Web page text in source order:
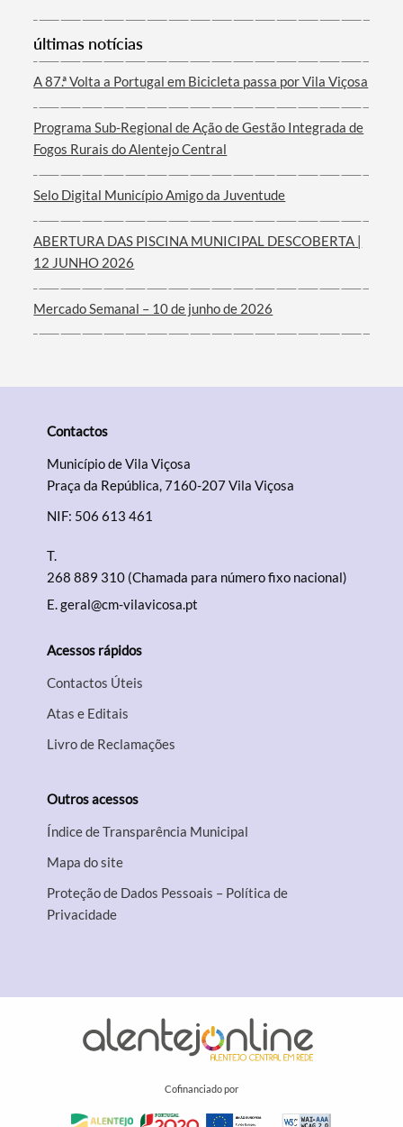
Termo de Pesquisa
Categorias gerais
Filtros
últimas notícias
A 87.ª Volta a Portugal em Bicicleta passa por Vila Viçosa
Programa Sub-Regional de Ação de Gestão Integrada de
Fogos Rurais do Alentejo Central
Selo Digital Município Amigo da Juventude
ABERTURA DAS PISCINA MUNICIPAL DESCOBERTA |
12 JUNHO 2026
Mercado Semanal – 10 de junho de 2026
Contactos
Município de Vila Viçosa
Praça da República, 7160-207 Vila Viçosa
NIF: 506 613 461
T.
268 889 310 (Chamada para número fixo nacional)
E.geral@cm-vilavicosa.pt
Acessos rápidos
Contactos Úteis
Atas e Editais
Livro de Reclamações
Outros acessos
Índice de Transparência Municipal
Mapa do site
Proteção de Dados Pessoais – Política de
Privacidade
Cofinanciado por